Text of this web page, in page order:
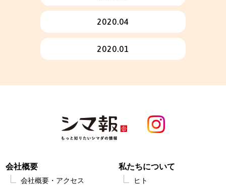
2020.04
2020.01
会社概要
会社概要・アクセス
私たちについて
ヒト